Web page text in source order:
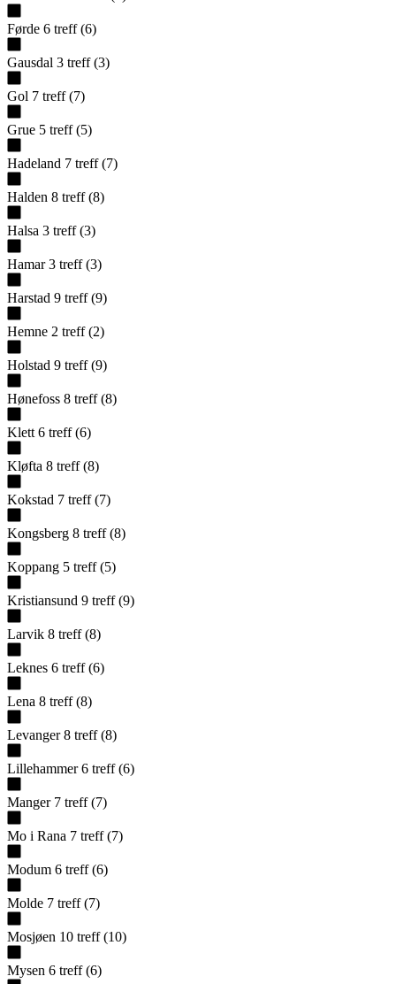
Førde 6 treff (6)
Gausdal 3 treff (3)
Gol 7 treff (7)
Grue 5 treff (5)
Hadeland 7 treff (7)
Halden 8 treff (8)
Halsa 3 treff (3)
Hamar 3 treff (3)
Harstad 9 treff (9)
Hemne 2 treff (2)
Holstad 9 treff (9)
Hønefoss 8 treff (8)
Klett 6 treff (6)
Kløfta 8 treff (8)
Kokstad 7 treff (7)
Kongsberg 8 treff (8)
Koppang 5 treff (5)
Kristiansund 9 treff (9)
Larvik 8 treff (8)
Leknes 6 treff (6)
Lena 8 treff (8)
Levanger 8 treff (8)
Lillehammer 6 treff (6)
Manger 7 treff (7)
Mo i Rana 7 treff (7)
Modum 6 treff (6)
Molde 7 treff (7)
Mosjøen 10 treff (10)
Mysen 6 treff (6)